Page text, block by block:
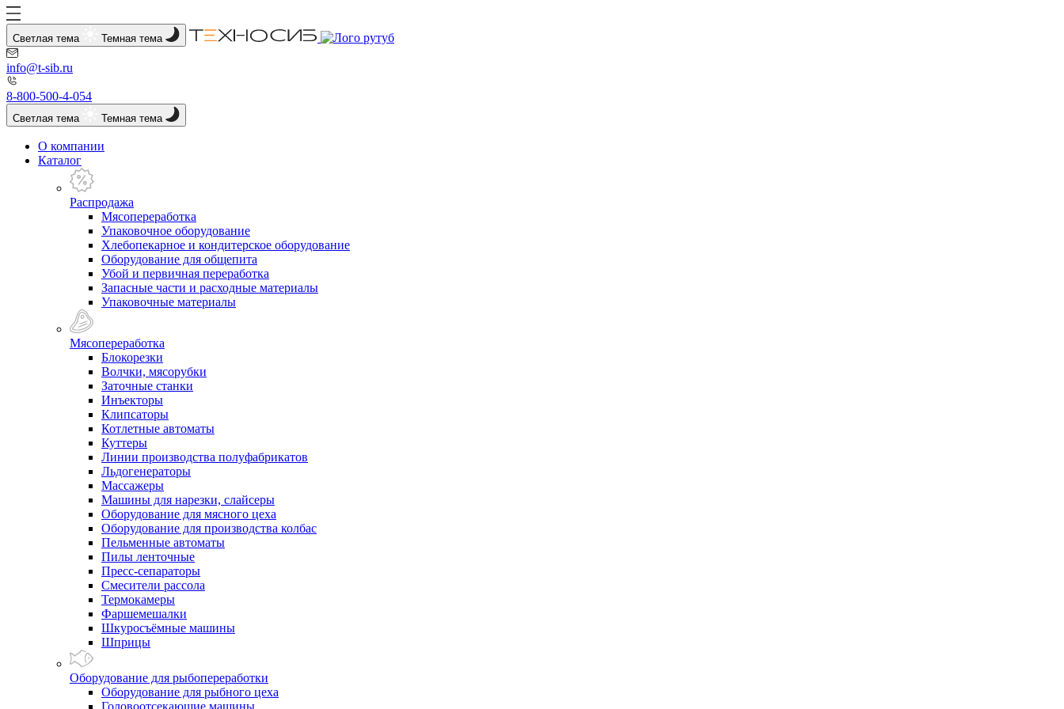
Светлая тема Темная тема
info@t-sib.ru
8-800-500-4-054
Светлая тема Темная тема
О компании
Каталог
Распродажа
Мясопереработка
Упаковочное оборудование
Хлебопекарное и кондитерское оборудование
Оборудование для общепита
Убой и первичная переработка
Запасные части и расходные материалы
Упаковочные материалы
Мясопереработка
Блокорезки
Волчки, мясорубки
Заточные станки
Инъекторы
Клипсаторы
Котлетные автоматы
Куттеры
Линии производства полуфабрикатов
Льдогенераторы
Массажеры
Машины для нарезки, слайсеры
Оборудование для мясного цеха
Оборудование для производства колбас
Пельменные автоматы
Пилы ленточные
Пресс-сепараторы
Смесители рассола
Термокамеры
Фаршемешалки
Шкуросъёмные машины
Шприцы
Оборудование для рыбопереработки
Оборудование для рыбного цеха
Головоотсекающие машины